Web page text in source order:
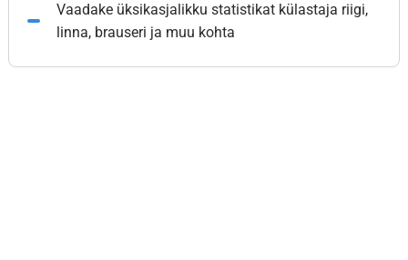
Vaadake üksikasjalikku statistikat külastaja riigi,
linna, brauseri ja muu kohta